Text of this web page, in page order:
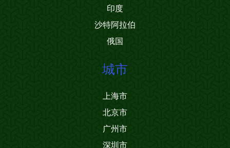
印度
沙特阿拉伯
俄国
城市
上海市
北京市
广州市
深圳市